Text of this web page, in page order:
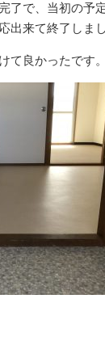
了で、当初の予
出来て終了しまし
て良かったです。